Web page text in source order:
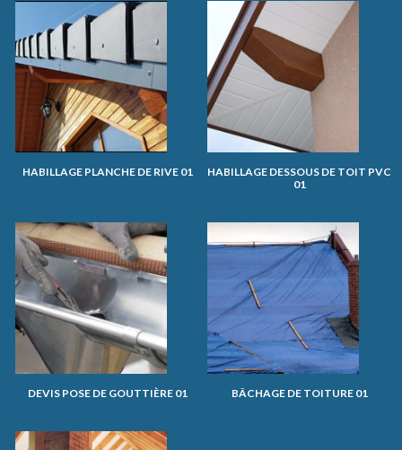
HABILLAGE PLANCHE DE RIVE 01
HABILLAGE DESSOUS DE TOIT PVC
01
DEVIS POSE DE GOUTTIÈRE 01 BÂCHAGE DE TOITURE 01